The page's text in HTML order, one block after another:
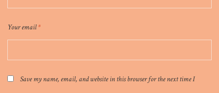
Your email*
Save my name, email, and website in this browser for the next time I